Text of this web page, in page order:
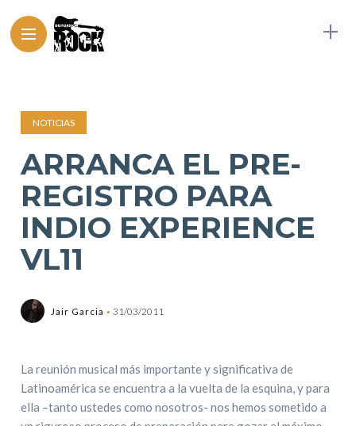
NOTICIAS
ARRANCA EL PRE-
REGISTRO PARA
INDIO EXPERIENCE
VL11
Jair Garcia 31/03/2011
La reunión musical más importante y significativa de
Latinoamérica se encuentra a la vuelta de la esquina, y para
ella –tanto ustedes como nosotros- nos hemos sometido a